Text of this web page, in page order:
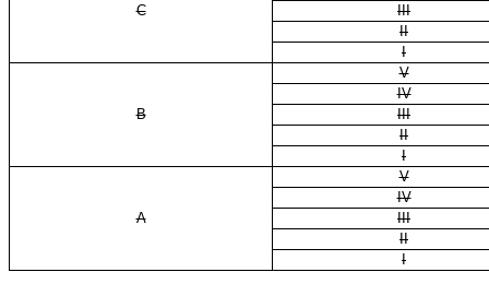
C
III
II
I
B
V
IV
III
II
I
A
V
IV
III
II
I